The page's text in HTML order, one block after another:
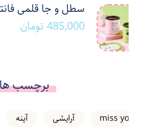
سطل و جا قلمی
485,000 تومان
برچسب ها
miss you آرایشی آینه